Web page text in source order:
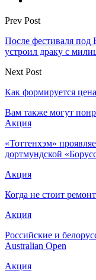
Prev Post
После фестиваля
устроил драку с
Next Post
Как формируется
Вам также могут
Акция
«Тоттенхэм»
дортмундской
Акция
Когда не стоит
Акция
Российские и
Australian Open
Акция